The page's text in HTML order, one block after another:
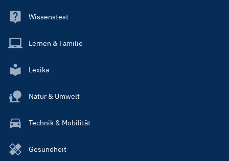
Wissenstest
Lernen & Familie
Lexika
Natur & Umwelt
Technik & Mobilität
Gesundheit